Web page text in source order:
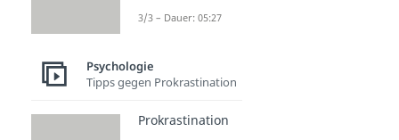
3/3 – Dauer: 05:27
Psychologie
Tipps gegen Prokrastination
Prokrastination